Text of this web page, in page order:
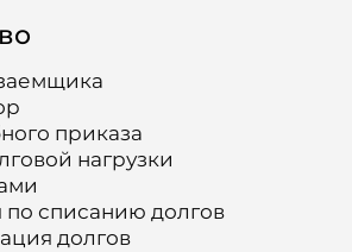
приказа
нагрузки
по списанию долгов
долгов